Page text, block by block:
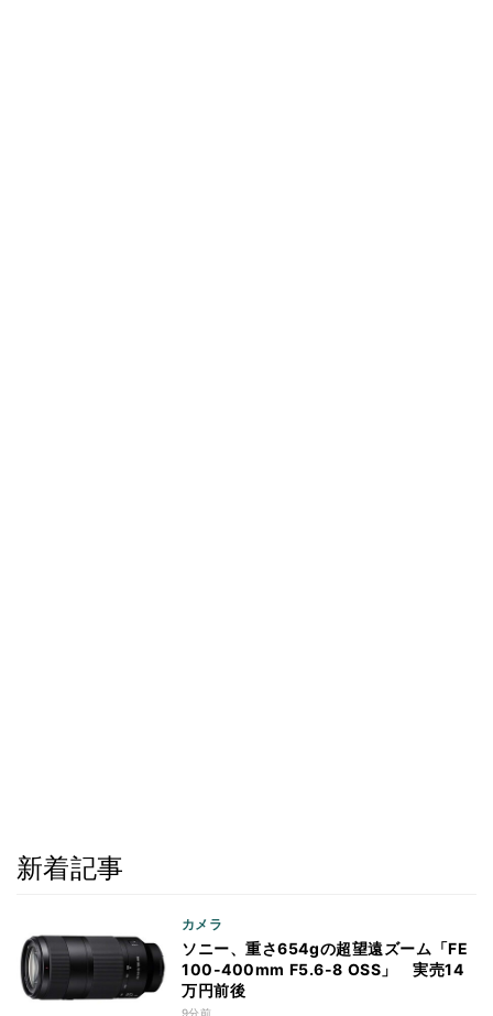
新着記事
カメラ
ソニー、重さ654gの超望遠ズーム「FE
100-400mm F5.6-8 OSS」 実売14
万円前後
9分前